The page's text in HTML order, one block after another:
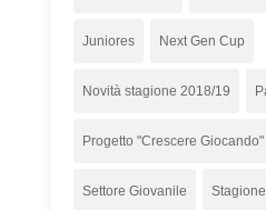
Juniores Next Gen Cup
Novità stagione 2018/19
Progetto "Crescere Giocando"
Settore Giovanile